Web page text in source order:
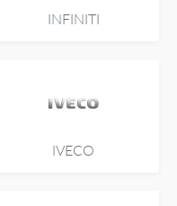
INFINITI
IVECO